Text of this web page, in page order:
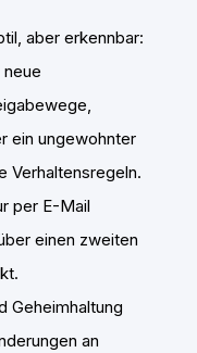
aber erkennbar:
ein ungewohnter
Verhaltensregeln.
per E-Mail
einen zweiten
Geheimhaltung
an